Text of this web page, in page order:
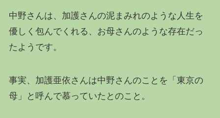
中野さんは、加護さんの泥まみれのような人生を
優しく包んでくれる、お母さんのような存在だっ
たようです。
事実、加護亜依さんは中野さんのことを「東京の
母」と呼んで慕っていたとのこと。